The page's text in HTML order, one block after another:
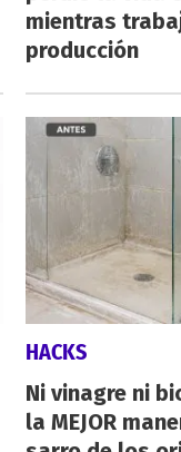
mientras
producción
HACKS
Ni vinagre ni
la MEJOR